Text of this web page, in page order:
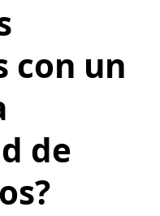
con un
de